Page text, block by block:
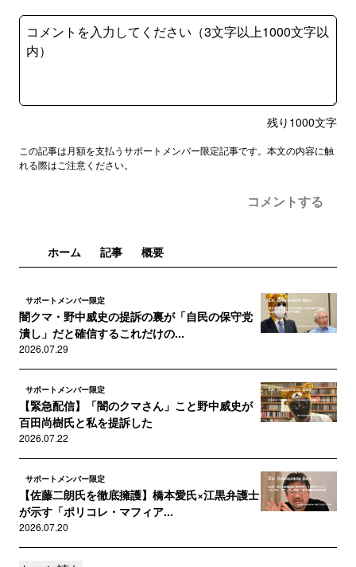
残り 1000文字
この記事は月額を支払うサポートメンバー限定記事です。本文の内容に触
れる際はご注意ください。
コメントする
ホーム 記事 概要
サポートメンバー限定
闇クマ・野中威史の提訴の裏が「自民の保守党
潰し」だと確信するこれだけの...
2026.07.29
サポートメンバー限定
【緊急配信】「闇のクマさん」こと野中威史が
百田尚樹氏と私を提訴した
2026.07.22
サポートメンバー限定
【佐藤二朗氏を徹底擁護】橋本愛氏×江黒弁護士
が示す「ポリコレ・マフィア...
2026.07.20